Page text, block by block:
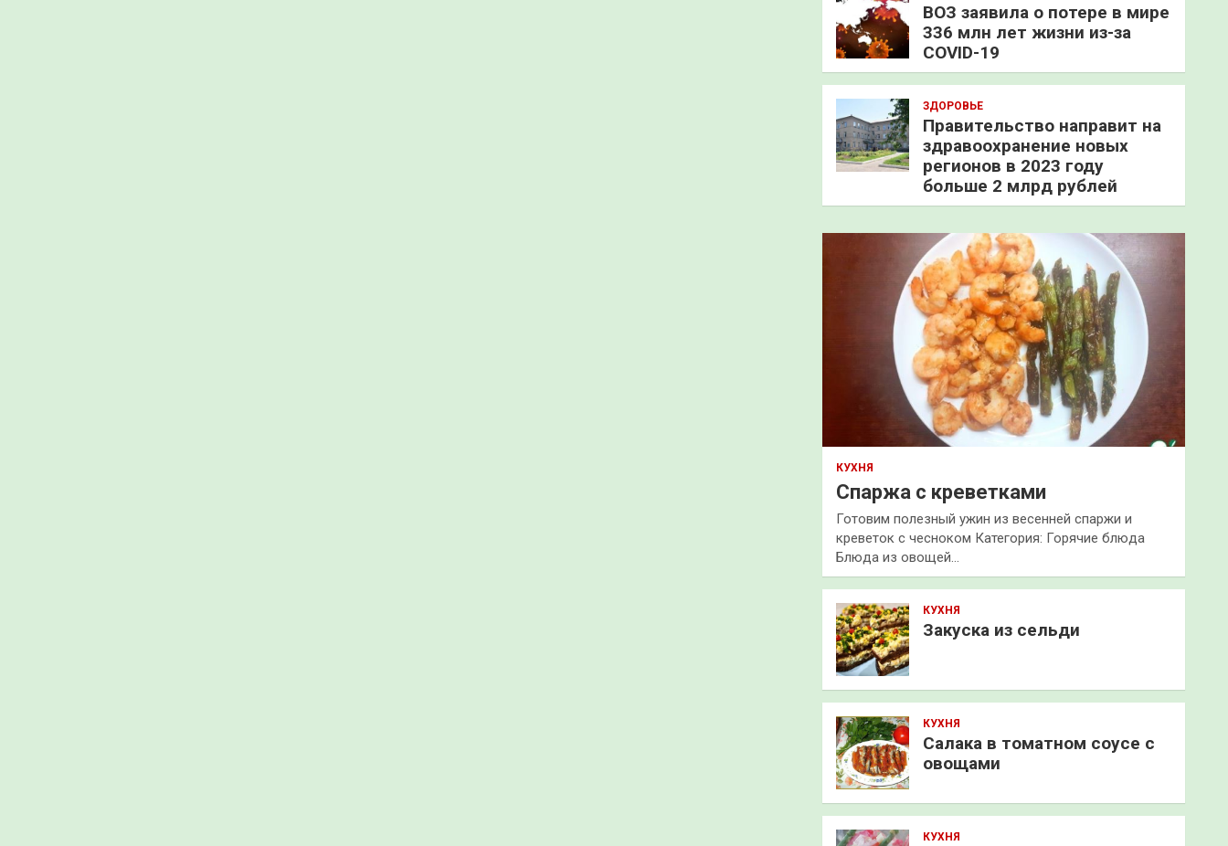
ВОЗ заявила о потере в мире
336 млн лет жизни из-за
COVID-19
ЗДОРОВЬЕ
Правительство направит на
здравоохранение новых
регионов в 2023 году
больше 2 млрд рублей
КУХНЯ
Спаржа с креветками
Готовим полезный ужин из весенней спаржи и
креветок с чесноком Категория: Горячие блюда
Блюда из овощей…
КУХНЯ
Закуска из сельди
КУХНЯ
Салака в томатном соусе с
овощами
КУХНЯ